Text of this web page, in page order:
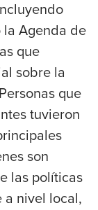
Agenda de
que
sobre la
que
tuvieron
son
las políticas
a nivel local,